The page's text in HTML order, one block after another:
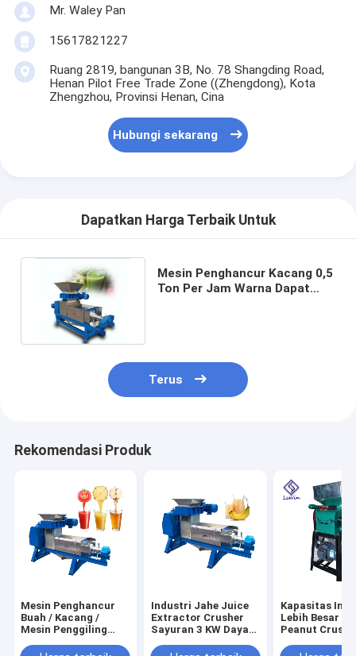
Mr. Waley Pan
15617821227
Ruang 2819, bangunan 3B, No. 78 Shangding Road,
Henan Pilot Free Trade Zone ((Zhengdong), Kota
Zhengzhou, Provinsi Henan, Cina
Hubungi sekarang
Dapatkan Harga Terbaik Untuk
Mesin Penghancur Kacang 0,5
Ton Per Jam Warna Dapat
Terus
Rekomendasi Produk
Mesin Penghancur
Buah / Kacang /
Mesin Penggiling
Industri Jahe Juice
Extractor Crusher
Sayuran 3 KW Daya
Kapasitas
Lebih Besar
Peanut